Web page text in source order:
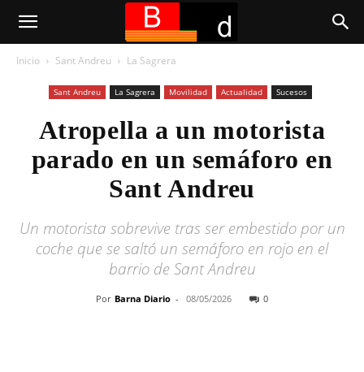
Inicio Sant Andreu La Sagrera
Sant Andreu La Sagrera Movilidad Actualidad Sucesos
Atropella a un motorista
parado en un semáforo en
Sant Andreu
Un motorista sobrevive tras ser embestido por un
coche que se saltó un semáforo en rojo en el
barrio de Sant Andreu
Por Barna Diario - 08/05/2026 0